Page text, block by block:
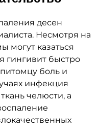
десен
Несмотря на
могут казаться
гингивит быстро
боль и
инфекция
челюсти, а